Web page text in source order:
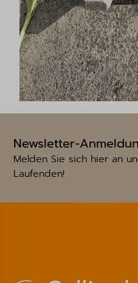
Newsletter-
Melden Sie sich hier an
Laufenden!